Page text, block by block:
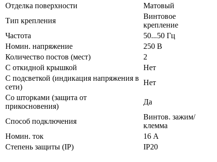
Отделка поверхности
Матовый
Тип крепления
Винтовое
крепление
Частота
50...50 Гц
Номин. напряжение
250 В
Количество постов (мест)
2
С откидной крышкой
Нет
С подсветкой (индикация напряжения в
сети)
Нет
Со шторками (защита от
прикосновения)
Да
Способ подключения
Винтов. зажим/
клемма
Номин. ток
16 А
Степень защиты (IP)
IP20